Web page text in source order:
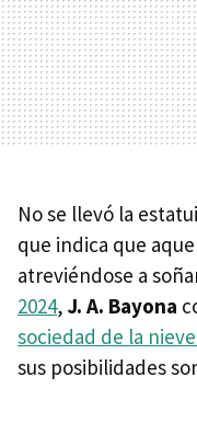
No se llevó la
que indica que
atreviéndose a
2024, J. A. Bayona
sociedad de la
sus posibilidades